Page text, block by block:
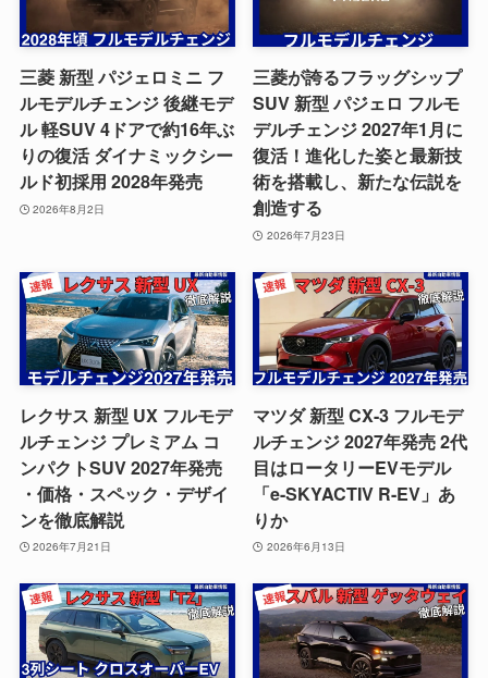
三菱 新型 パジェロミニ フ
ルモデルチェンジ 後継モデ
ル 軽SUV 4ドアで約16年ぶ
りの復活 ダイナミックシー
ルド初採用 2028年発売
2026年8月2日
三菱が誇るフラッグシップ
SUV 新型 パジェロ フルモ
デルチェンジ 2027年1月に
復活！進化した姿と最新技
術を搭載し、新たな伝説を
創造する
2026年7月23日
レクサス 新型 UX フルモデ
ルチェンジ プレミアム コ
ンパクトSUV 2027年発売
・価格・スペック・デザイ
ンを徹底解説
2026年7月21日
マツダ 新型 CX-3 フルモデ
ルチェンジ 2027年発売 2代
目はロータリーEVモデル
「e-SKYACTIV R-EV」あ
りか
2026年6月13日